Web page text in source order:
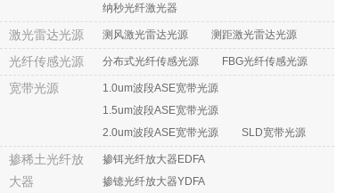
纳秒光纤激光器
激光雷达光源 测风激光雷达光源 测距激光雷达光源
光纤传感光源 分布式光纤传感光源 FBG光纤传感光源
宽带光源
1.0um波段ASE宽带光源
1.5um波段ASE宽带光源
2.0um波段ASE宽带光源
SLD宽带光源
掺稀土光纤放
大器
掺铒光纤放大器EDFA
掺镱光纤放大器YDFA